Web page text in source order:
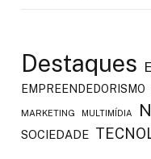
Destaques
EMPREENDEDORISMO
MARKETING MULTIMÍDIA
SOCIEDADE